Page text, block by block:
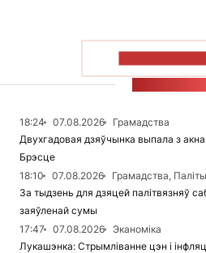
18:24 07.08.2026
Грамадства
Двухгадовая дзяўчынка выпала з
Брэсце
18:10
07.08.2026
Грамадства,
За тыдзень для дзяцей палітвязняў
заяўленай сумы
17:47
07.08.2026
Эканоміка
Лукашэнка: Стрымліванне цэн і